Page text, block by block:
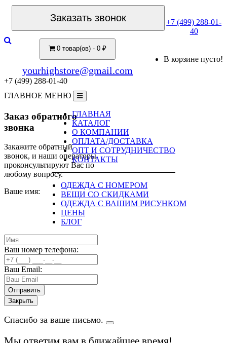
Заказать звонок
+7 (499) 288-01-
40
0 товар(ов) - 0 ₽
В корзине пусто!
yourhighstore@gmail.com
+7 (499) 288-01-40
ГЛАВНОЕ МЕНЮ
ГЛАВНАЯ
КАТАЛОГ
О КОМПАНИИ
ОПЛАТА/ДОСТАВКА
ОПТ И СОТРУДНИЧЕСТВО
КОНТАКТЫ
ОДЕЖДА С НОМЕРОМ
ВЕЩИ СО СКИДКАМИ
ОДЕЖДА С ВАШИМ РИСУНКОМ
ЦЕНЫ
БЛОГ
Заказ обратного
звонка
Закажите обратный
звонок, и наши операторы
проконсультируют Вас по
любому вопросу.
Ваше имя:
Ваш номер телефона:
Ваш Email:
Закрыть
Спасибо за ваше письмо.